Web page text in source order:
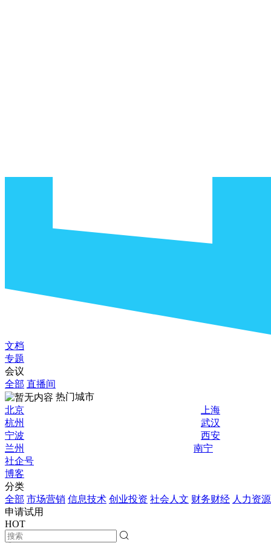
文档
专题
会议
全部 直播间
热门城市
北京
上海
杭州
武汉
宁波
西安
兰州
南宁
社企号
博客
分类
全部 市场营销 信息技术 创业投资 社会人文 财务财经 人力资源
申请试用
HOT